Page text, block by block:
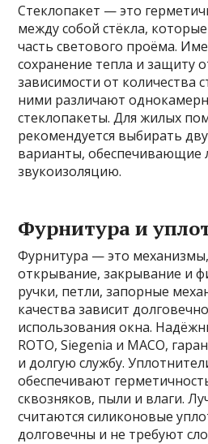
Стеклопакет — это
между собой стёкла,
часть светового проёма.
сохранение тепла и защиту
зависимости от количества
ними различают
стеклопакеты. Для жилых
рекомендуется выбирать
варианты, обеспечивающие
звукоизоляцию.
Фурнитура и
Фурнитура — это
открывание, закрывание и
ручки, петли, запорные
качества зависит
использования окна.
ROTO, Siegenia и MACO,
и долгую службу.
обеспечивают
сквозняков, пыли и влаги.
считаются силиконовые
долговечны и не требуют